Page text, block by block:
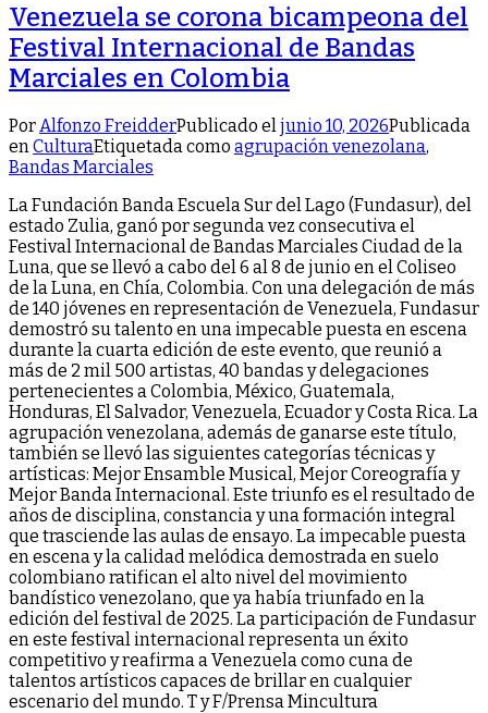
Venezuela se corona bicampeona del
Festival Internacional de Bandas
Marciales en Colombia
PorAlfonzo FreidderPublicado eljunio 10, 2026Publicada
enCulturaEtiquetada como agrupación venezolana,
Bandas Marciales
La Fundación Banda Escuela Sur del Lago (Fundasur), del
estado Zulia, ganó por segunda vez consecutiva el
Festival Internacional de Bandas Marciales Ciudad de la
Luna, que se llevó a cabo del 6 al 8 de junio en el Coliseo
de la Luna, en Chía, Colombia. Con una delegación de más
de 140 jóvenes en representación de Venezuela, Fundasur
demostró su talento en una impecable puesta en escena
durante la cuarta edición de este evento, que reunió a
más de 2 mil 500 artistas, 40 bandas y delegaciones
pertenecientes a Colombia, México, Guatemala,
Honduras, El Salvador, Venezuela, Ecuador y Costa Rica. La
agrupación venezolana, además de ganarse este título,
también se llevó las siguientes categorías técnicas y
artísticas: Mejor Ensamble Musical, Mejor Coreografía y
Mejor Banda Internacional. Este triunfo es el resultado de
años de disciplina, constancia y una formación integral
que trasciende las aulas de ensayo. La impecable puesta
en escena y la calidad melódica demostrada en suelo
colombiano ratifican el alto nivel del movimiento
bandístico venezolano, que ya había triunfado en la
edición del festival de 2025. La participación de Fundasur
en este festival internacional representa un éxito
competitivo y reafirma a Venezuela como cuna de
talentos artísticos capaces de brillar en cualquier
escenario del mundo. T y F/Prensa Mincultura